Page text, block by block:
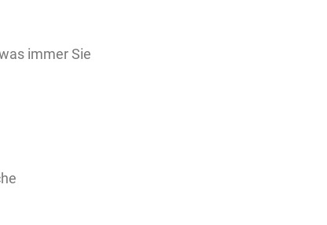
immer Sie